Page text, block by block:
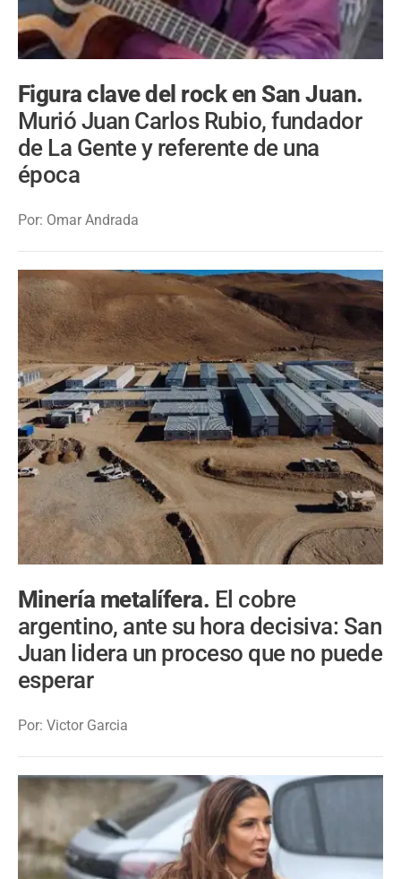
Figura clave del rock en San Juan.
Murió Juan Carlos Rubio, fundador
de La Gente y referente de una
época
Por: Omar Andrada
Minería metalífera. El cobre
argentino, ante su hora decisiva: San
Juan lidera un proceso que no puede
esperar
Por: Victor Garcia